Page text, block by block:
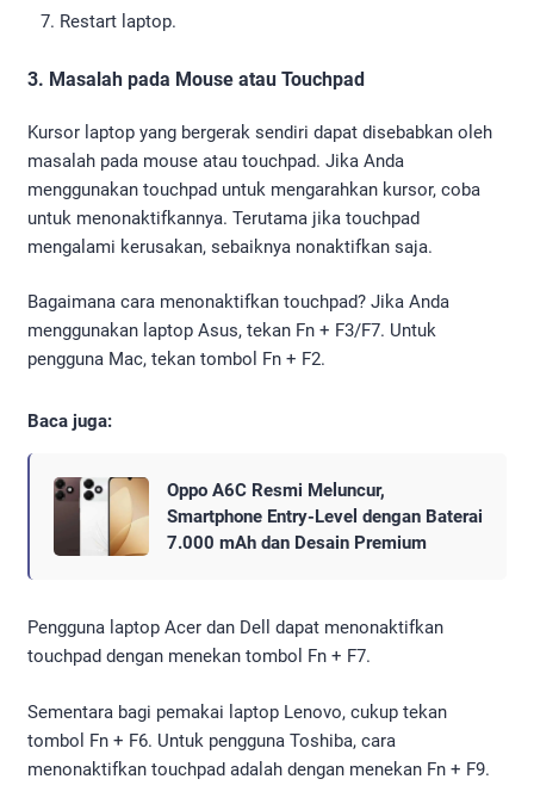
Restart laptop.
3. Masalah pada Mouse atau Touchpad
Kursor laptop yang bergerak sendiri dapat disebabkan oleh
masalah pada mouse atau touchpad. Jika Anda
menggunakan touchpad untuk mengarahkan kursor, coba
untuk menonaktifkannya. Terutama jika touchpad
mengalami kerusakan, sebaiknya nonaktifkan saja.
Bagaimana cara menonaktifkan touchpad? Jika Anda
menggunakan laptop Asus, tekan Fn + F3/F7. Untuk
pengguna Mac, tekan tombol Fn + F2.
Baca juga:
Oppo A6C Resmi Meluncur,
Smartphone Entry-Level dengan Baterai
7.000 mAh dan Desain Premium
Pengguna laptop Acer dan Dell dapat menonaktifkan
touchpad dengan menekan tombol Fn + F7.
Sementara bagi pemakai laptop Lenovo, cukup tekan
tombol Fn + F6. Untuk pengguna Toshiba, cara
menonaktifkan touchpad adalah dengan menekan Fn + F9.